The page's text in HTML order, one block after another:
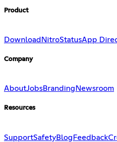
Product
Download NitroStatusApp
Company
AboutJobsBranding Newsroom
Resources
SupportSafetyBlog Feedback